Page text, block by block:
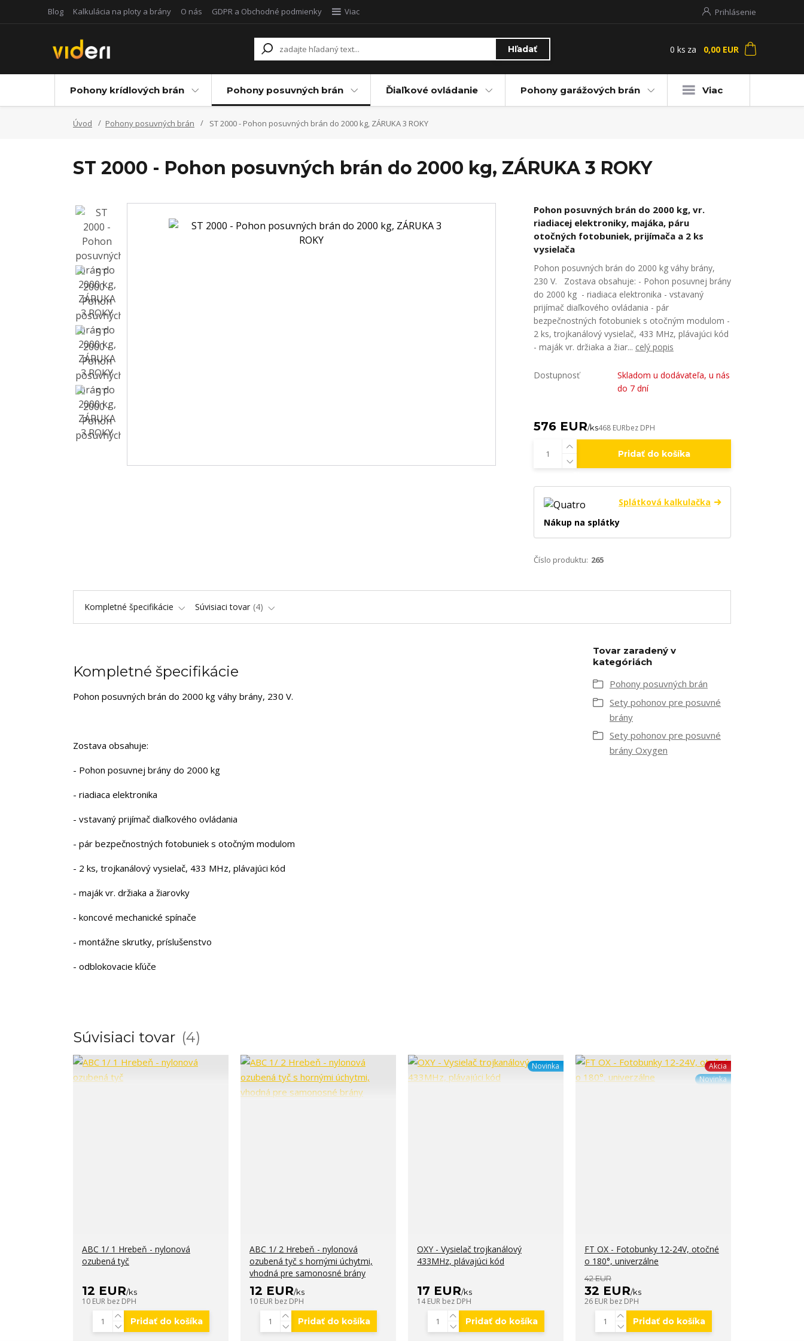
Blog Kalkulácia na ploty a brány O nás GDPR a Obchodné podmienky Viac Prihlásenie
Hľadať 0 ks za 0,00 EUR
Pohony krídlových brán Pohony posuvných brán Ďiaľkové ovládanie Pohony garážových brán Viac
Úvod Pohony posuvných brán ST 2000 - Pohon posuvných brán do 2000 kg, ZÁRUKA 3 ROKY
ST 2000 - Pohon posuvných brán do 2000 kg, ZÁRUKA 3 ROKY
Pohon posuvných brán do 2000 kg, vr.
riadiacej elektroniky, majáka, páru
otočných fotobuniek, prijímača a 2 ks
vysielača
Pohon posuvných brán do 2000 kg váhy brány,
230 V. Zostava obsahuje: - Pohon posuvnej brány
do 2000 kg - riadiaca elektronika - vstavaný
prijímač diaľkového ovládania - pár
bezpečnostných fotobuniek s otočným modulom -
2 ks, trojkanálový vysielač, 433 MHz, plávajúci kód
- maják vr. držiaka a žiar... celý popis
Dostupnosť
Skladom u dodávateľa, u nás
do 7 dní
576 EUR/ks468 EURbez DPH
Pridať do košíka
Splátková kalkulačka
Nákup na splátky
Číslo produktu: 265
Kompletné špecifikácie Súvisiaci tovar 4
Kompletné špecifikácie
Pohon posuvných brán do 2000 kg váhy brány, 230 V.
Zostava obsahuje:
- Pohon posuvnej brány do 2000 kg
- riadiaca elektronika
- vstavaný prijímač diaľkového ovládania
- pár bezpečnostných fotobuniek s otočným modulom
- 2 ks, trojkanálový vysielač, 433 MHz, plávajúci kód
- maják vr. držiaka a žiarovky
- koncové mechanické spínače
- montážne skrutky, príslušenstvo
- odblokovacie kľúče
Tovar zaradený v
kategóriách
Pohony posuvných brán
Sety pohonov pre posuvné
brány
Sety pohonov pre posuvné
brány Oxygen
Súvisiaci tovar 4
ABC 1/ 1 Hrebeň - nylonová
ozubená tyč
12 EUR/ks
10 EUR bez DPH
Pridať do košíka
ABC 1/ 2 Hrebeň - nylonová
ozubená tyč s hornými úchytmi,
vhodná pre samonosné brány
12 EUR/ks
10 EUR bez DPH
Pridať do košíka
Novinka
OXY - Vysielač trojkanálový
433MHz, plávajúci kód
17 EUR/ks
14 EUR bez DPH
Pridať do košíka
Akcia
Novinka
FT OX - Fotobunky 12-24V, otočné
o 180°, univerzálne
42 EUR
32 EUR/ks
26 EUR bez DPH
Pridať do košíka